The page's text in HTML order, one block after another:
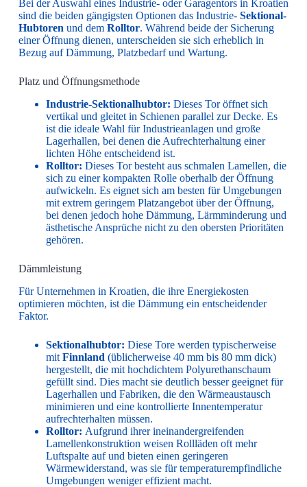
Bei der Auswahl eines Industrie- oder Garagentors in Kroatien
sind die beiden gängigsten Optionen das Industrie- Sektional-
Hubtoren und dem Rolltor. Während beide der Sicherung
einer Öffnung dienen, unterscheiden sie sich erheblich in
Bezug auf Dämmung, Platzbedarf und Wartung.
Platz und Öffnungsmethode
Industrie-Sektionalhubtor: Dieses Tor öffnet sich
vertikal und gleitet in Schienen parallel zur Decke. Es
ist die ideale Wahl für Industrieanlagen und große
Lagerhallen, bei denen die Aufrechterhaltung einer
lichten Höhe entscheidend ist.
Rolltor: Dieses Tor besteht aus schmalen Lamellen, die
sich zu einer kompakten Rolle oberhalb der Öffnung
aufwickeln. Es eignet sich am besten für Umgebungen
mit extrem geringem Platzangebot über der Öffnung,
bei denen jedoch hohe Dämmung, Lärmminderung und
ästhetische Ansprüche nicht zu den obersten Prioritäten
gehören.
Dämmleistung
Für Unternehmen in Kroatien, die ihre Energiekosten
optimieren möchten, ist die Dämmung ein entscheidender
Faktor.
Sektionalhubtor: Diese Tore werden typischerweise
mit Finnland (üblicherweise 40 mm bis 80 mm dick)
hergestellt, die mit hochdichtem Polyurethanschaum
gefüllt sind. Dies macht sie deutlich besser geeignet für
Lagerhallen und Fabriken, die den Wärmeaustausch
minimieren und eine kontrollierte Innentemperatur
aufrechterhalten müssen.
Rolltor: Aufgrund ihrer ineinandergreifenden
Lamellenkonstruktion weisen Rollläden oft mehr
Luftspalte auf und bieten einen geringeren
Wärmewiderstand, was sie für temperaturempfindliche
Umgebungen weniger effizient macht.